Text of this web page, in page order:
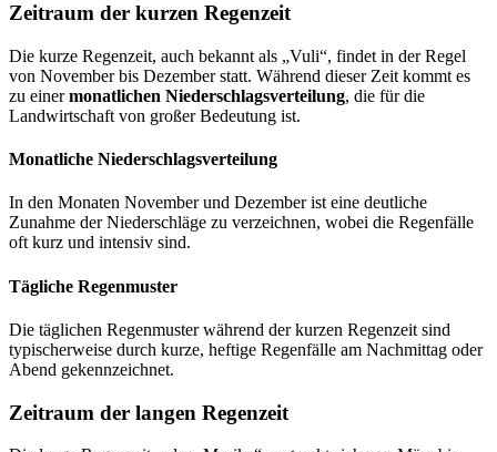
Zeitraum der kurzen Regenzeit
Die kurze Regenzeit, auch bekannt als „Vuli“, findet in der Regel
von November bis Dezember statt. Während dieser Zeit kommt es
zu einermonatlichen Niederschlagsverteilung, die für die
Landwirtschaft von großer Bedeutung ist.
Monatliche Niederschlagsverteilung
In den Monaten November und Dezember ist eine deutliche
Zunahme der Niederschläge zu verzeichnen, wobei die Regenfälle
oft kurz und intensiv sind.
Tägliche Regenmuster
Die täglichen Regenmuster während der kurzen Regenzeit sind
typischerweise durch kurze, heftige Regenfälle am Nachmittag oder
Abend gekennzeichnet.
Zeitraum der langen Regenzeit